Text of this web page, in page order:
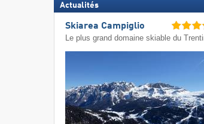
Actualités
Skiarea Campiglio
Le plus grand domaine skiable du